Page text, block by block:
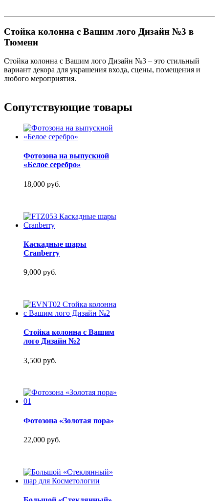
Стойка колонна с Вашим лого Дизайн №3 в
Тюмени
Стойка колонна с Вашим лого Дизайн №3 – это стильный
вариант декора для украшения входа, сцены, помещения и
любого мероприятия.
Сопутствующие товары
Фотозона на выпускной
«Белое серебро»
18,000 руб.
Каскадные шары
Cranberry
9,000 руб.
Стойка колонна с Вашим
лого Дизайн №2
3,500 руб.
Фотозона «Золотая пора»
22,000 руб.